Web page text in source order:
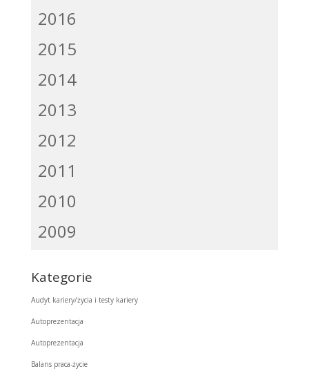
2016
2015
2014
2013
2012
2011
2010
2009
Kategorie
Audyt kariery/życia i testy kariery
Autoprezentacja
Autoprezentacja
Balans praca-życie